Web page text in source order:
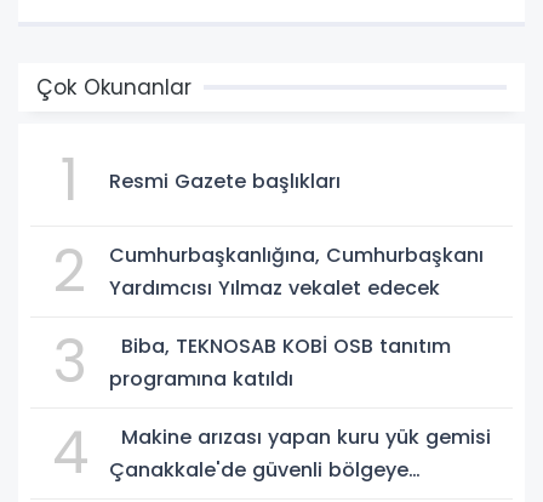
Çok Okunanlar
1 Resmi Gazete başlıkları
2
Cumhurbaşkanlığına, Cumhurbaşkanı
Yardımcısı Yılmaz vekalet edecek
3
Biba, TEKNOSAB KOBİ OSB tanıtım
programına katıldı
4
Makine arızası yapan kuru yük gemisi
Çanakkale'de güvenli bölgeye